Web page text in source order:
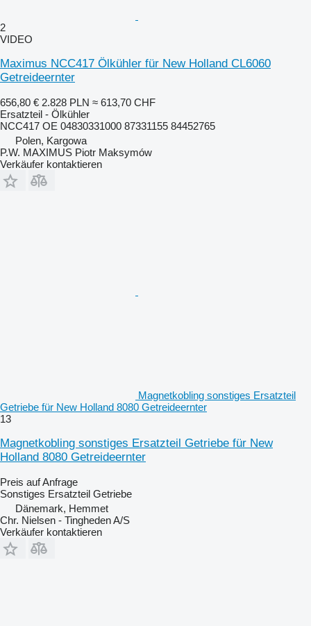
2
VIDEO
Maximus NCC417 Ölkühler für New Holland CL6060
Getreideernter
656,80 € 2.828 PLN ≈ 613,70 CHF
Ersatzteil - Ölkühler
NCC417 OE 04830331000 87331155 84452765
Polen, Kargowa
P.W. MAXIMUS Piotr Maksymów
Verkäufer kontaktieren
Magnetkobling sonstiges Ersatzteil
Getriebe für New Holland 8080 Getreideernter
13
Magnetkobling sonstiges Ersatzteil Getriebe für New
Holland 8080 Getreideernter
Preis auf Anfrage
Sonstiges Ersatzteil Getriebe
Dänemark, Hemmet
Chr. Nielsen - Tingheden A/S
Verkäufer kontaktieren